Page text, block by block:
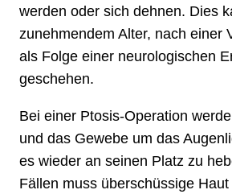
werden oder sich dehnen. Dies
zunehmendem Alter, nach einer
als Folge einer neurologischen
geschehen.
Bei einer Ptosis-Operation
und das Gewebe um das
es wieder an seinen Platz zu
Fällen muss überschüssige